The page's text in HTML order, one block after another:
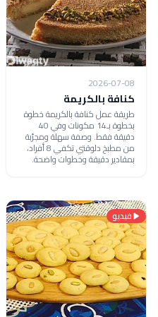
2026-07-08
كنافة بالكريمة
طريقة عمل كنافة بالكريمة خطوة
بخطوة بـ14 مكونات وفي 40
دقيقة فقط. وصفة سهلة ومجرّبة
من مطبخ دلوقتي تكفي 8 أفراد،
بمقادير دقيقة وخطوات واضحة.
فيديو